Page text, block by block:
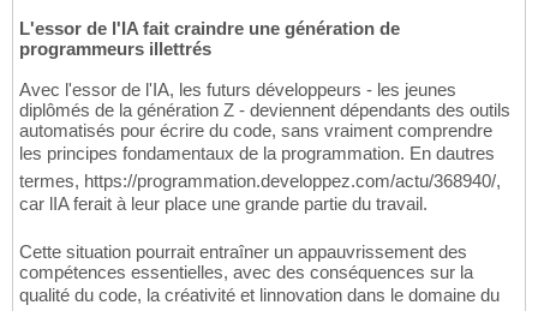
L'essor de l'IA fait craindre une génération de
programmeurs illettrés
Avec l'essor de l'IA, les futurs développeurs - les jeunes
diplômés de la génération Z - deviennent dépendants des outils
automatisés pour écrire du code, sans vraiment comprendre
les principes fondamentaux de la programmation. En dautres
termes, https://programmation.developpez.com/actu/368940/,
car lIA ferait à leur place une grande partie du travail.
Cette situation pourrait entraîner un appauvrissement des
compétences essentielles, avec des conséquences sur la
qualité du code, la créativité et linnovation dans le domaine du